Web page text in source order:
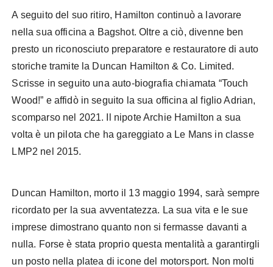
A seguito del suo ritiro, Hamilton continuò a lavorare
nella sua officina a Bagshot. Oltre a ciò, divenne ben
presto un riconosciuto preparatore e restauratore di auto
storiche tramite la Duncan Hamilton & Co. Limited.
Scrisse in seguito una auto-biografia chiamata “Touch
Wood!” e affidò in seguito la sua officina al figlio Adrian,
scomparso nel 2021. Il nipote Archie Hamilton a sua
volta è un pilota che ha gareggiato a Le Mans in classe
LMP2 nel 2015.
Duncan Hamilton, morto il 13 maggio 1994, sarà sempre
ricordato per la sua avventatezza. La sua vita e le sue
imprese dimostrano quanto non si fermasse davanti a
nulla. Forse è stata proprio questa mentalità a garantirgli
un posto nella platea di icone del motorsport. Non molti